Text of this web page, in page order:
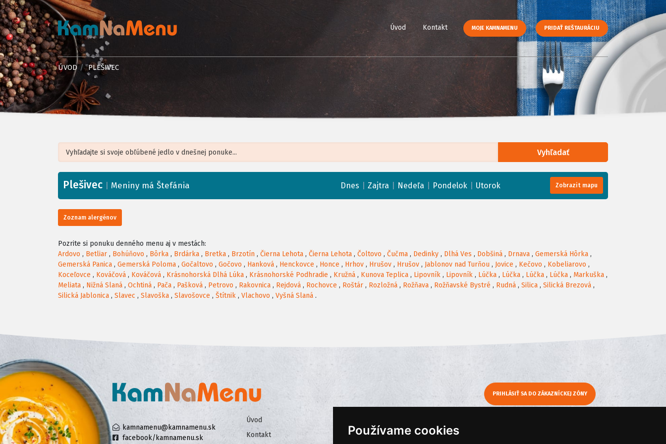
Používame cookies
Úvod Kontakt MOJE KAMNAMENU PRIDAŤ REŠTAURÁCIU
ÚVOD PLEŠIVEC
Vyhľadať
+
−
Plešivec Meniny má Štefánia Dnes Zajtra Nedeľa Pondelok Utorok Zobrazit mapu
Zoznam alergénov
Pozrite si ponuku denného menu aj v mestách:
Ardovo , Betliar , Bohúňovo , Bôrka , Brdárka , Bretka , Brzotín , Čierna Lehota , Čierna Lehota , Čoltovo , Čučma , Dedinky , Dlhá Ves , Dobšiná , Drnava , Gemerská Hôrka ,
Gemerská Panica , Gemerská Poloma , Gočaltovo , Gočovo , Hanková , Henckovce , Honce , Hrhov , Hrušov , Hrušov , Jablonov nad Turňou , Jovice , Kečovo , Kobeliarovo ,
Koceľovce , Kováčová , Kováčová , Krásnohorská Dlhá Lúka , Krásnohorské Podhradie , Kružná , Kunova Teplica , Lipovník , Lipovník , Lúčka , Lúčka , Lúčka , Lúčka , Markuška ,
Meliata , Nižná Slaná , Ochtiná , Pača , Pašková , Petrovo , Rakovnica , Rejdová , Rochovce , Roštár , Rozložná , Rožňava , Rožňavské Bystré , Rudná , Silica , Silická Brezová ,
Silická Jablonica , Slavec , Slavoška , Slavošovce , Štítnik , Vlachovo , Vyšná Slaná .
kamnamenu@kamnamenu.sk
facebook/kamnamenu.sk
PRIHLÁSIŤ SA DO ZÁKAZNÍCKEJ ZÓNY
Úvod
Kontakt
Ochrana osobných údajov